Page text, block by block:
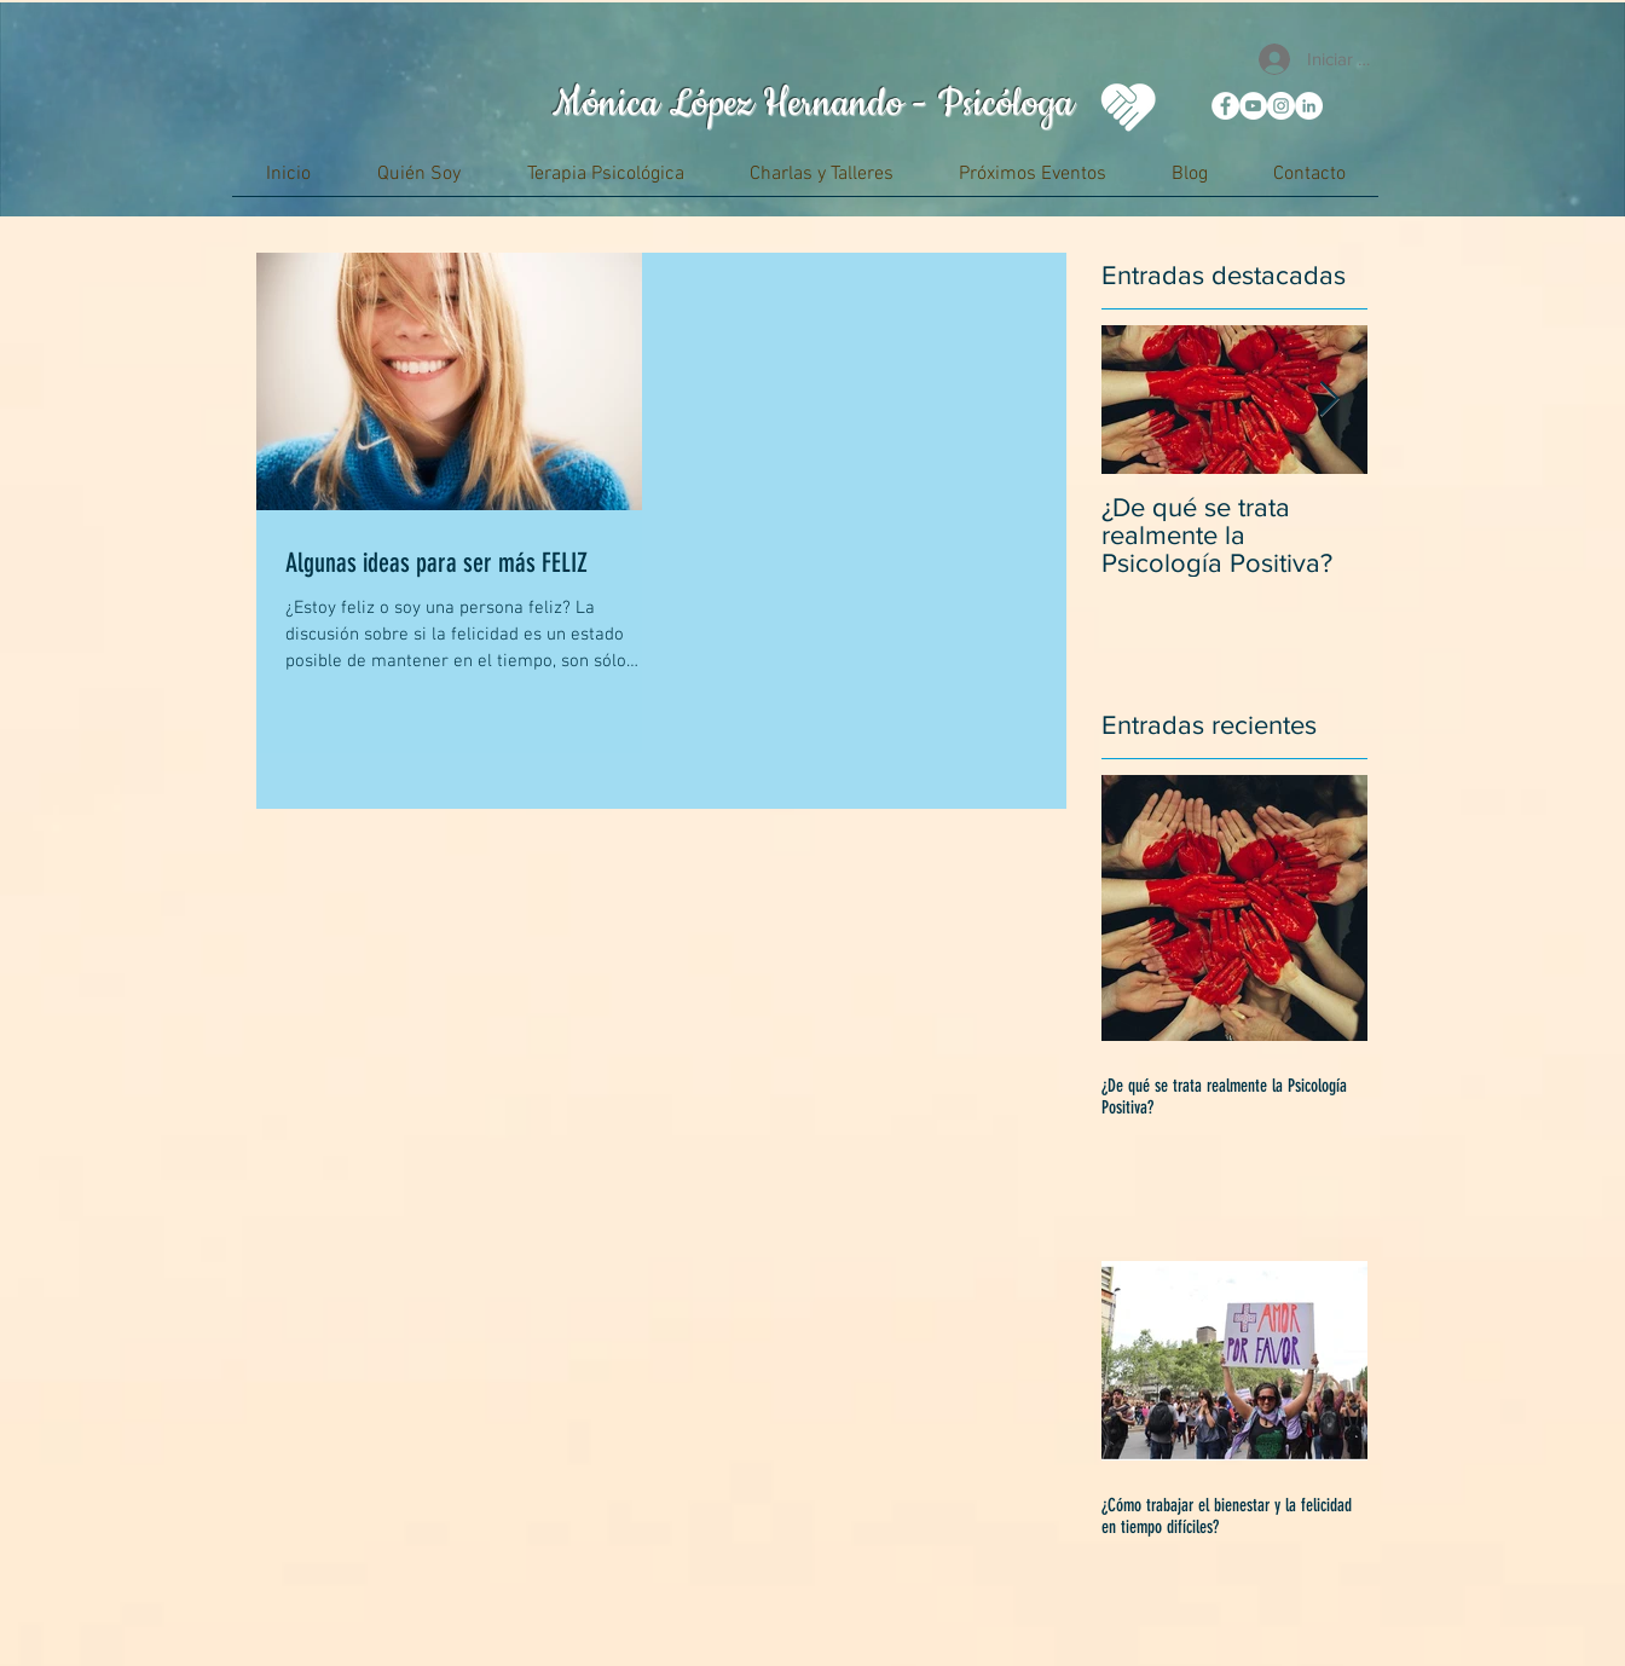
Inicio Quién Soy Terapia Psicológica Charlas y Talleres Próximos Eventos Blog Contacto
Mónica López Hernando - Psicóloga
Iniciar sesión
Algunas ideas para ser más FELIZ
¿Estoy feliz o soy una persona feliz? La
discusión sobre si la felicidad es un estado
posible de mantener en el tiempo, son sólo
Entradas destacadas
¿De qué se trata
realmente la
Psicología Positiva?
Entradas recientes
¿De qué se trata realmente la Psicología
Positiva?
¿Cómo trabajar el bienestar y la felicidad
en tiempo difíciles?